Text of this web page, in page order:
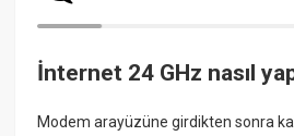
İnternet 24 GHz nasıl
Modem arayüzüne girdikten sonra